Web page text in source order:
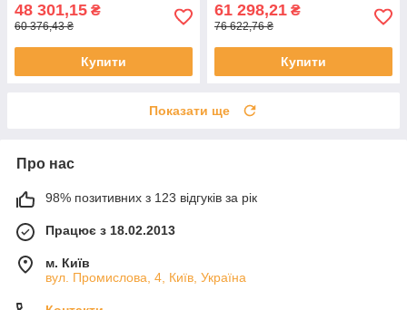
48 301,15 ₴
60 376,43 ₴
Купити
61 298,21 ₴
76 622,76 ₴
Купити
Показати ще
Про нас
98% позитивних з 123 відгуків за рік
Працює з 18.02.2013
м. Київ
вул. Промислова, 4, Київ, Україна